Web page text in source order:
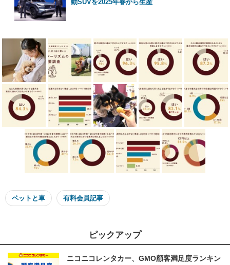
動SUVを2025年春から生産
ペットと車 有料会員記事
ピックアップ
ニコニコレンタカー、GMO顧客満足度ランキン